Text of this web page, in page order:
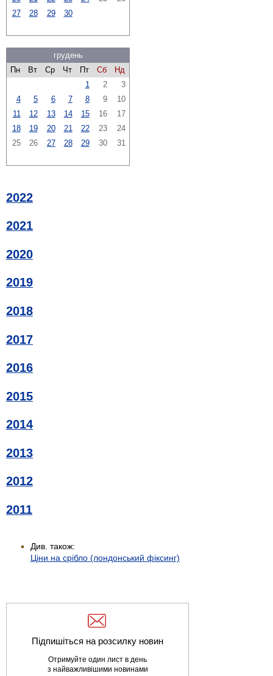
27
28 29 30
грудень
Пн
Вт Ср Чт Пт Сб
Нд
1
2
3
4
5 6 7 8 9
10
11
12 13 14 15 16
17
18
19 20 21 22 23
24
25
26 27 28 29 30 31
2022
2021
2020
2019
2018
2017
2016
2015
2014
2013
2012
2011
Див. також:
Ціни на срібло (лондонський фіксинг)
Підпишіться на розсилку новин
Отримуйте один лист в день
з найважливішими новинами